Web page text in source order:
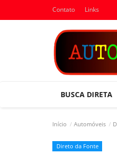
Contato Links
BUSCA DIRETA
Início Automóveis
Direto da Fonte